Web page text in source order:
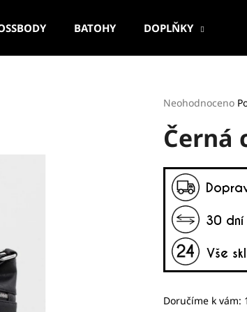
BATOHY DOPLŇKY
Průměrné
produktu
je
z
hvězdiček.
Neohodnoceno
Černá
Doručíme k vám: